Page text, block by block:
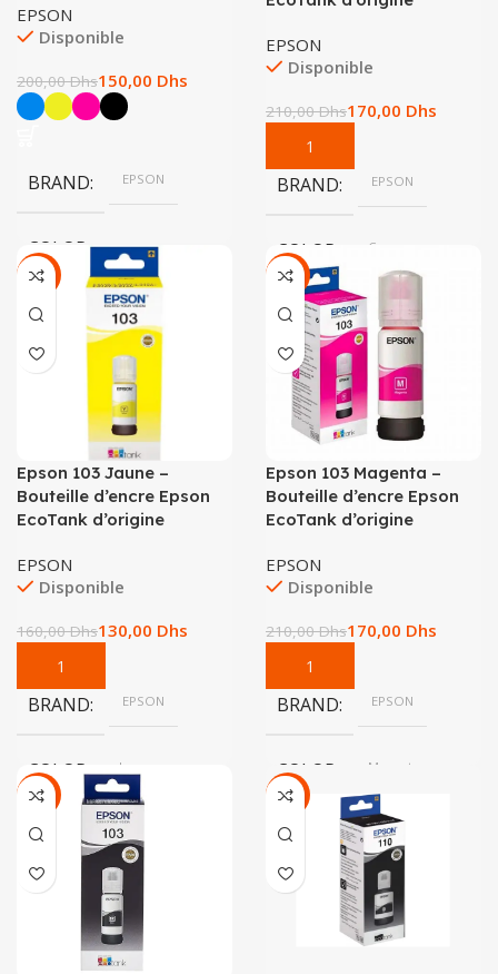
EPSON
Disponible
200,00Dhs150,00 Dhs
BRAND EPSON
COLOR
Cyan, Jaune, Magenta, Noir
EPSON
Disponible
210,00Dhs170,00 Dhs
BRAND EPSON
COLOR Cyan
-19%
Epson 103 Jaune –
Bouteille d’encre Epson
EcoTank d’origine
EPSON
Disponible
160,00Dhs130,00 Dhs
BRAND EPSON
COLOR Jaune
-19%
Epson 103 Magenta –
Bouteille d’encre Epson
EcoTank d’origine
EPSON
Disponible
210,00Dhs170,00 Dhs
BRAND EPSON
COLOR Magenta
-28% -18%